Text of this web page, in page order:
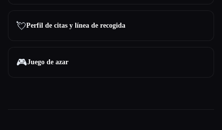
💘Perfil de citas y línea de recogida
🎮Juego de azar